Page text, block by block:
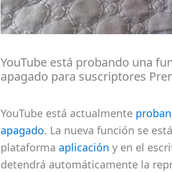
YouTube está probando una
apagado para suscriptores
YouTube está actualmente
apagado. La nueva función se
plataformaaplicación y en el
detendrá automáticamente la